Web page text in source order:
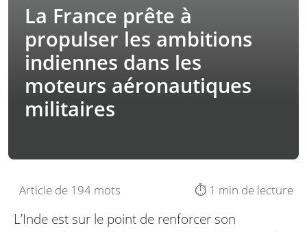
La France prête à
propulser les ambitions
indiennes dans les
moteurs aéronautiques
militaires
Article de 194 mots ⏱️ 1 min de lecture
L’Inde est sur le point de renforcer son